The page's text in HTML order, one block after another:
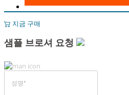
지금 구매
샘플 브로셔 요청